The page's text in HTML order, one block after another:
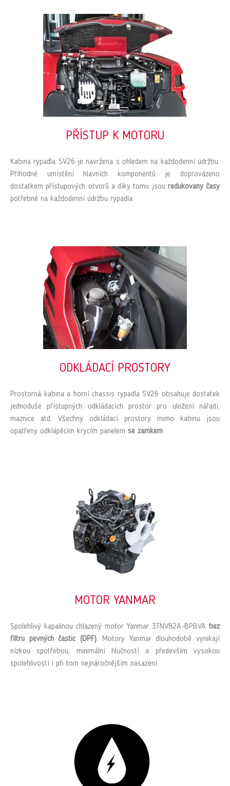
PŘÍSTUP K MOTORU
Kabina rypadla SV26 je navržena s ohledem na každodenní údržbu.
Příhodné umístění hlavních komponentů je doprovázeno
dostatkem přístupových otvorů a díky tomu jsou redukovány časy
potřebné na každodenní údržbu rypadla.
ODKLÁDACÍ PROSTORY
Prostorná kabina a horní chassis rypadla SV26 obsahuje dostatek
jednoduše přístupných odkládacích prostor pro uložení nářadí,
maznice atd. Všechny odkládací prostory mimo kabinu jsou
opatřeny odklápěcím krycím panelem se zámkem.
MOTOR YANMAR
Spolehlivý kapalinou chlazený motor Yanmar 3TNV82A-BPBVA bez
filtru pevných částic (DPF). Motory Yanmar dlouhodobě vynikají
nízkou spotřebou, minimální hlučností a především vysokou
spolehlivostí i při tom nejnáročnějším nasazení.